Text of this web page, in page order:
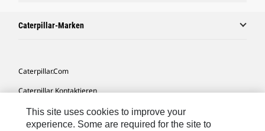
Caterpillar-Marken
Caterpillar.com
Caterpillar Kontaktieren
Meine Marketing-Präferenzen
This site uses cookies to improve your
experience. Some are required for the site to